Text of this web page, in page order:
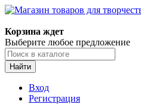
Корзина ждет
Выберите любое предложение
Найти
Вход
Регистрация